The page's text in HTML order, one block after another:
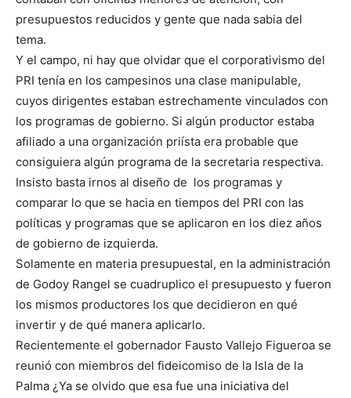
presupuestos reducidos y gente que nada sabia del
tema.
Y el campo, ni hay que olvidar que el corporativismo del
PRI tenía en los campesinos una clase manipulable,
cuyos dirigentes estaban estrechamente vinculados con
los programas de gobierno. Si algún productor estaba
afiliado a una organización priísta era probable que
consiguiera algún programa de la secretaria respectiva.
Insisto basta irnos al diseño de los programas y
comparar lo que se hacia en tiempos del PRI con las
políticas y programas que se aplicaron en los diez años
de gobierno de izquierda.
Solamente en materia presupuestal, en la administración
de Godoy Rangel se cuadruplico el presupuesto y fueron
los mismos productores los que decidieron en qué
invertir y de qué manera aplicarlo.
Recientemente el gobernador Fausto Vallejo Figueroa se
reunió con miembros del fideicomiso de la Isla de la
Palma ¿Ya se olvido que esa fue una iniciativa del